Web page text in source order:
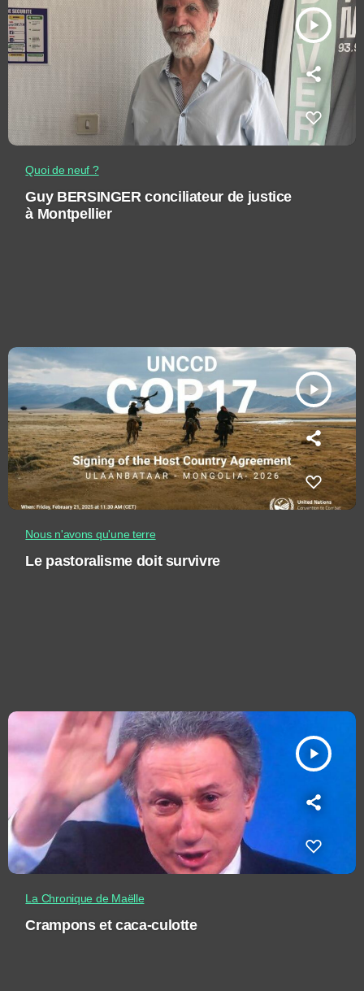
play_arrow
Quoi de neuf ?
Guy BERSINGER conciliateur de justice
à Montpellier
play_arrow
Nous n'avons qu'une terre
Le pastoralisme doit survivre
play_arrow
La Chronique de Maëlle
Crampons et caca-culotte